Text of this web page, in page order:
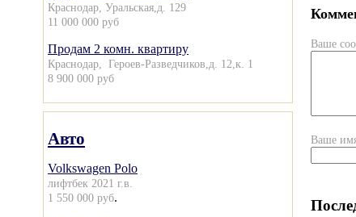
Краснодар, Уральская,д. 129
11 000 000 руб
Продам 2 комн. квартиру
Краснодар, Героев-Разведчиков,д. 12,к. 1
8 900 000 руб
Авто
Volkswagen Polo
лифтбек 2021 г.в.
1 550 000 руб.
Ваше
Ваше